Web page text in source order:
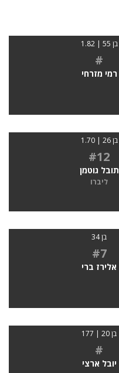
בן 55 | 1.82
#
רמי מזרחי
בן 26 | 1.70
#12
תובל גוטמן
ליברו
בן 34
#7
אלירז ברי
בן 20 | 177
#
יובל ארצי